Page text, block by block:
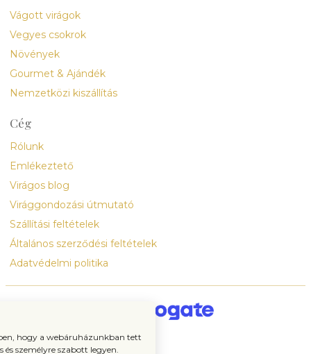
Vágott virágok
Vegyes csokrok
Növények
Gourmet & Ajándék
Nemzetközi kiszállítás
Cég
Rólunk
Emlékeztető
Virágos blog
Virággondozási útmutató
Szállítási feltételek
Általános szerződési feltételek
Adatvédelmi politika
hogy a webáruházunkban tett
személyre szabott legyen.